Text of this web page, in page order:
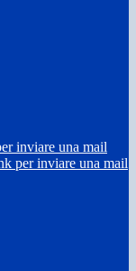
inviare una mail
per inviare una mail